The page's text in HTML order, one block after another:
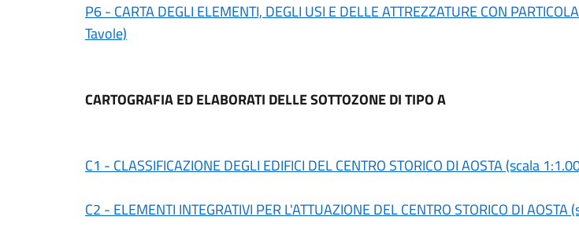
P6 - CARTA DEGLI ELEMENTI, DEGLI USI E DELLE ATTREZZATURE CON
Tavole)
CARTOGRAFIA ED ELABORATI DELLE SOTTOZONE DI TIPO A
C1 - CLASSIFICAZIONE DEGLI EDIFICI DEL CENTRO STORICO DI AOSTA (scala
C2 - ELEMENTI INTEGRATIVI PER L'ATTUAZIONE DEL CENTRO STORICO DI